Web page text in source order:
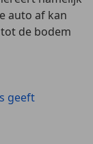
auto af kan
de bodem
geeft